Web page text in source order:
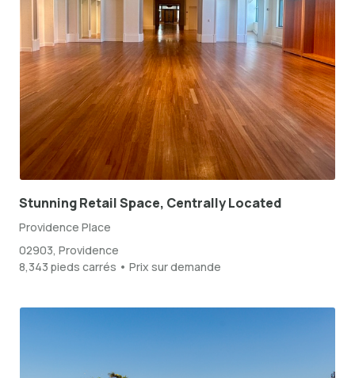
Stunning Retail Space, Centrally Located
Providence Place
02903, Providence
8,343 pieds carrés • Prix sur demande